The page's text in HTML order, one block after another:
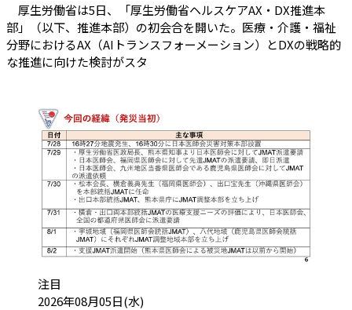
厚生労働省は5日、「厚生労働省ヘルスケアAX・DX推進本
部」（以下、推進本部）の初会合を開いた。医療・介護・福祉
分野におけるAX（AIトランスフォーメーション）とDXの戦略的
な推進に向けた検討がスタ
カテゴリ:
注目
投稿日:2026年08月05日(水)